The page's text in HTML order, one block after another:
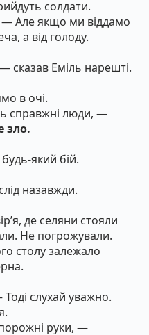
солдати.
Але якщо ми віддамо
а від голоду.
сказав Еміль нарешті.
в очі.
справжні люди, —
зло.
який бій.
назавжди.
де селяни стояли
Не погрожували.
столу залежало
слухай уважно.
руки, —